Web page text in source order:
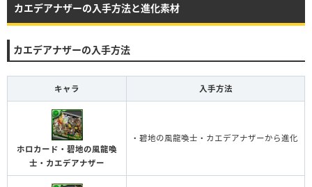
カエデアナザーの入手方法と進化素材
カエデアナザーの入手方法
キャラ 入手方法
ホロカード・碧地の風龍喚
士・カエデアナザー
・碧地の風龍喚士・カエデアナザーから進化